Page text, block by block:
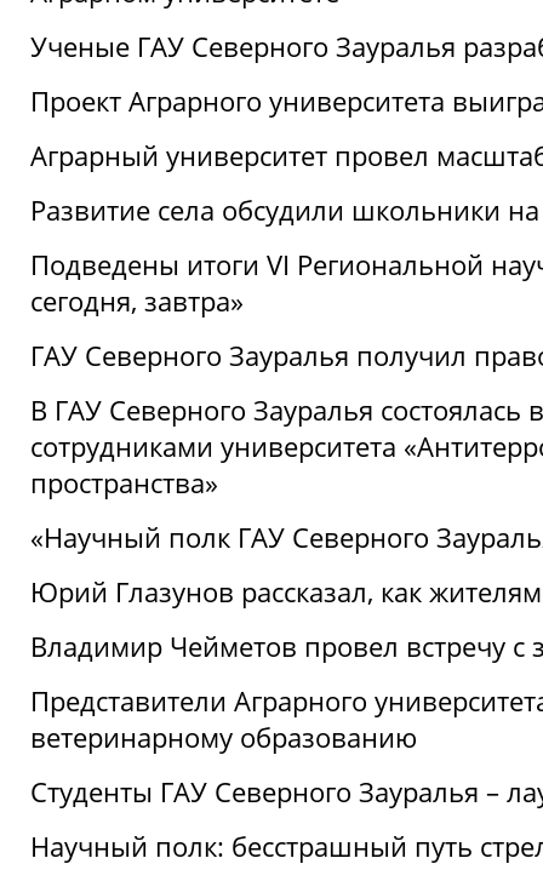
Ученые ГАУ Северного Зауралья
Проект Аграрного университета
Аграрный университет провел
Развитие села обсудили школьники
Подведены итоги VI Региональной
сегодня, завтра»
ГАУ Северного Зауралья получил
В ГАУ Северного Зауралья состоялась
сотрудниками университета
пространства»
«Научный полк ГАУ Северного
Юрий Глазунов рассказал, как
Владимир Чейметов провел встречу
Представители Аграрного
ветеринарному образованию
Студенты ГАУ Северного Зауралья –
Научный полк: бесстрашный путь